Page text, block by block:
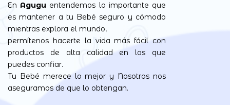
En Agugu entendemos lo importante que
es mantener a tu Bebé seguro y cómodo
mientras explora el mundo,
permítenos hacerte la vida más fácil con
productos de alta calidad en los que
puedes confiar.
Tu Bebé merece lo mejor y Nosotros nos
aseguramos de que lo obtengan.